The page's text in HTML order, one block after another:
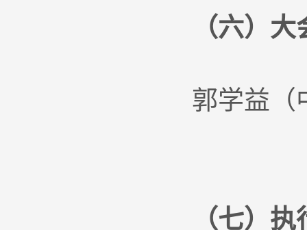
（六）
郭学益（
（七）